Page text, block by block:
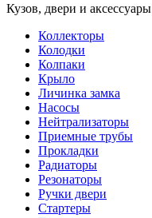
Кузов, двери и аксессуары
Коллекторы
Колодки
Колпаки
Крыло
Личинка замка
Насосы
Нейтрализаторы
Приемные трубы
Прокладки
Радиаторы
Резонаторы
Ручки двери
Стартеры